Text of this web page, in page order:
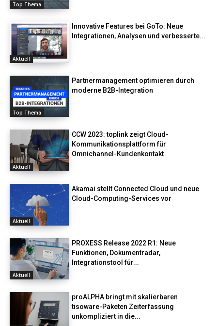
Top Thema
Aktuell
Innovative Features bei GoTo: Neue
Integrationen, Analysen und verbesserte...
Top Thema
Partnermanagement optimieren durch
moderne B2B-Integration
Aktuell
CCW 2023: toplink zeigt Cloud-
Kommunikationsplattform für
Omnichannel-Kundenkontakt
Aktuell
Akamai stellt Connected Cloud und neue
Cloud-Computing-Services vor
Aktuell
PROXESS Release 2022 R1: Neue
Funktionen, Dokumentradar,
Integrationstool für...
proALPHA bringt mit skalierbaren
tisoware-Paketen Zeiterfassung
unkompliziert in die...